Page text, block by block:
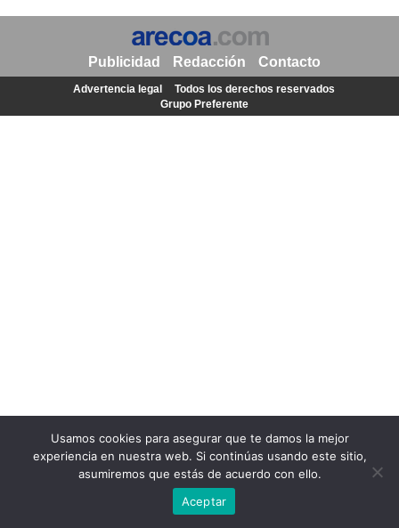
Usamos cookies para asegurar que te damos la mejor
experiencia en nuestra web. Si continúas usando este sitio,
asumiremos que estás de acuerdo con ello.
Aceptar
Publicidad Redacción Contacto
Advertencia legal
Todos los derechos reservados
Grupo Preferente